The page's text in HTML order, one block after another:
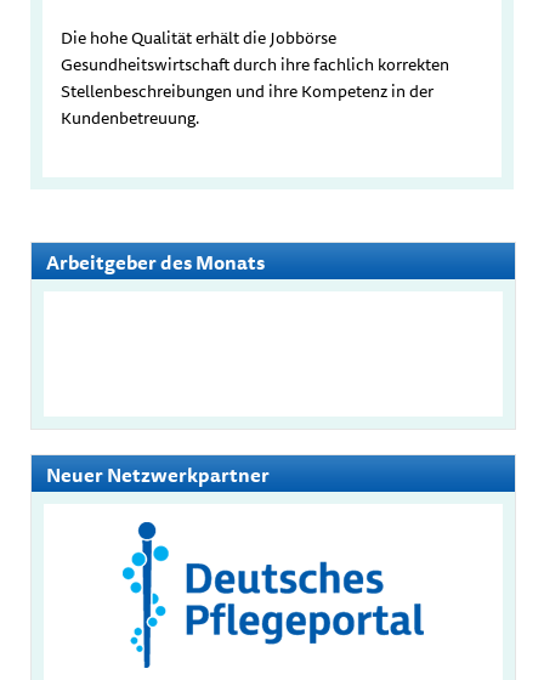
Die hohe Qualität erhält die Jobbörse
Gesundheitswirtschaft durch ihre fachlich korrekten
Stellenbeschreibungen und ihre Kompetenz in der
Kundenbetreuung.
Arbeitgeber des Monats
Neuer Netzwerkpartner